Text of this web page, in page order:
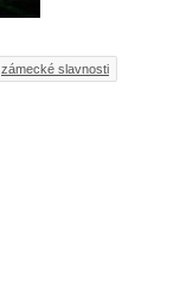
zámecké slavnosti